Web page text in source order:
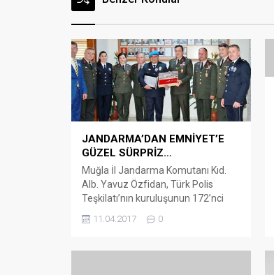
JANDARMA’DAN EMNİYET’E
GÜZEL SÜRPRİZ…
Muğla İl Jandarma Komutanı Kıd.
Alb. Yavuz Özfidan, Türk Polis
Teşkilatı’nın kuruluşunun 172’nci
vatani görevini komando olarak
Hakan Çetinkaya’ya 22 yıl önceki
11.04.2017 0